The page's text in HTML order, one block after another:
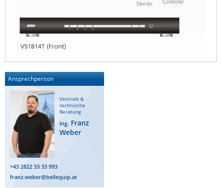
News zu unseren Herstellern
Ansprechperson
Vertrieb &
technische
Beratung
Ing. Franz
Weber
+43 2822 33 33 993
franz.weber@bellequip.at